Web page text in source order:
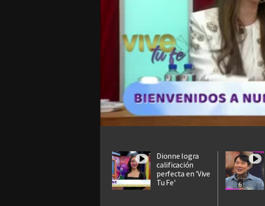
Dionne logra
calificación
perfecta en 'Vive
Tu Fe'